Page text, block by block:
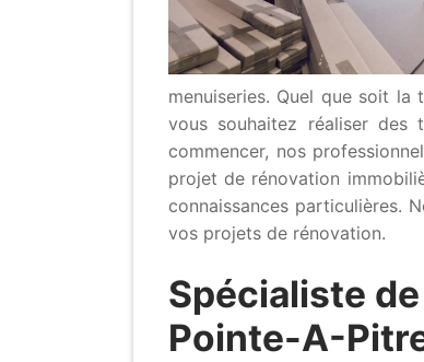
menuiseries. Quel que soit la
vous souhaitez réaliser des
commencer, nos
projet de rénovation
connaissances particulières.
vos projets de rénovation.
Spécialiste
Pointe-A-